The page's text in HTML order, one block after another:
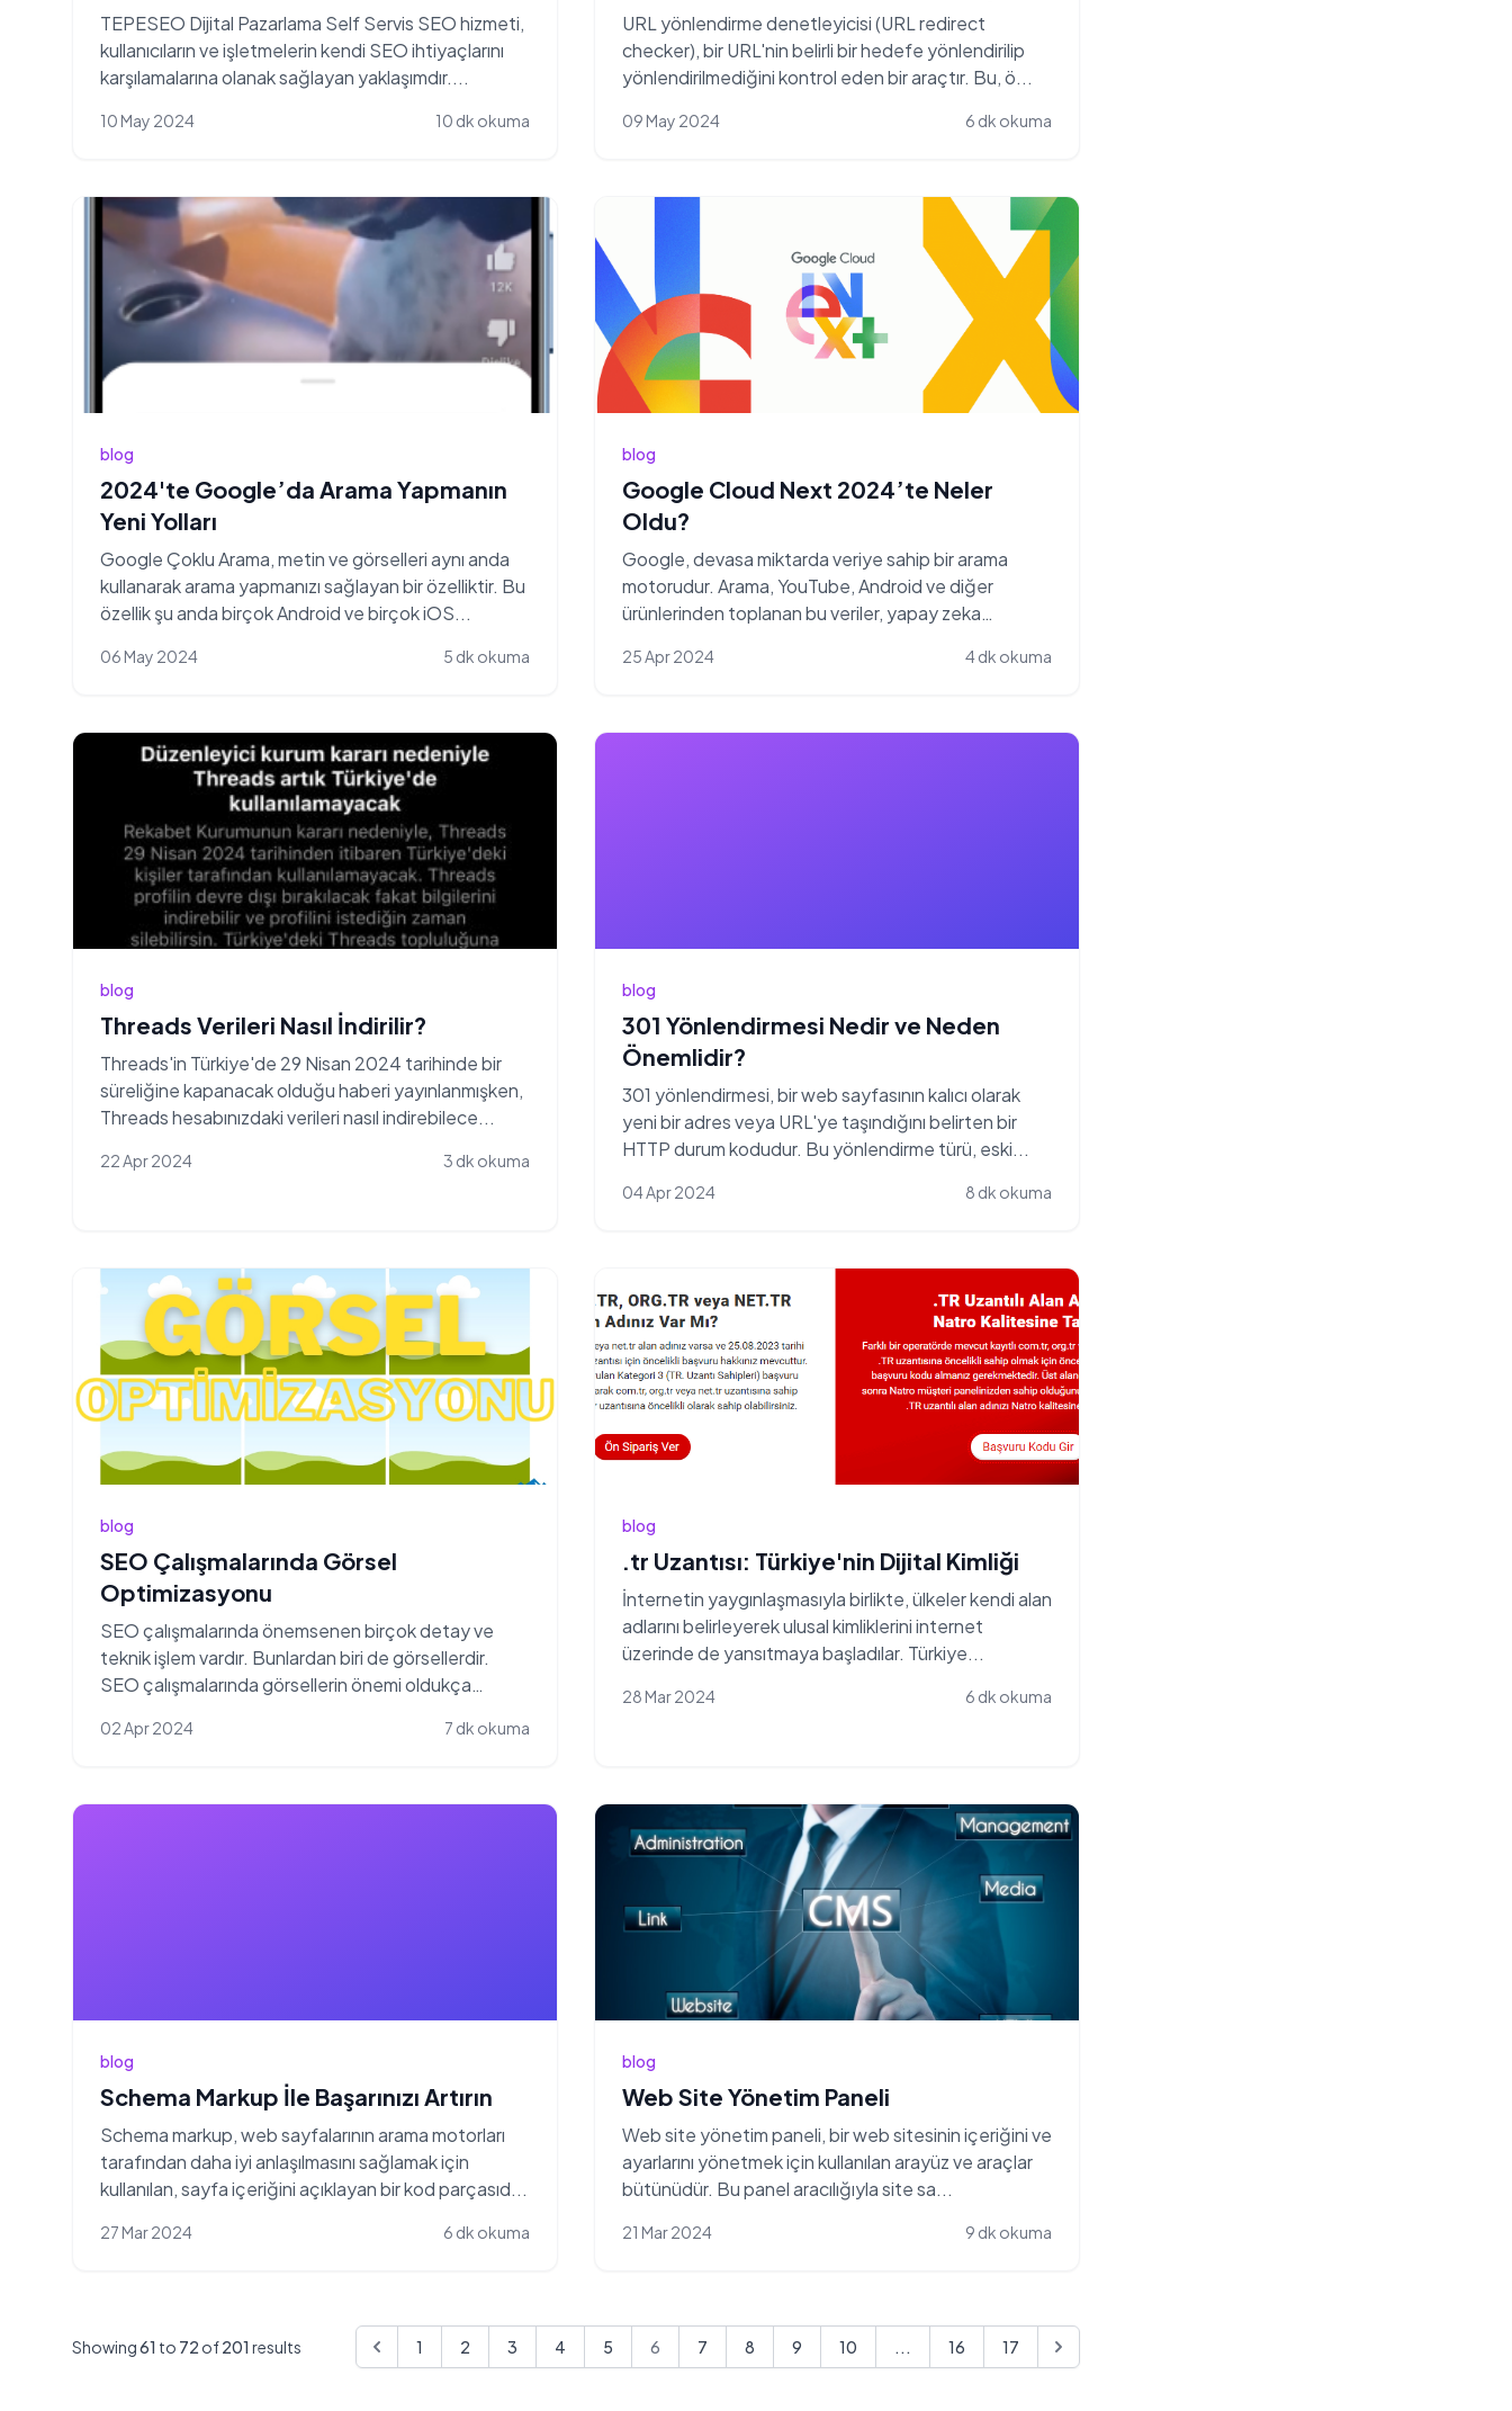
TEPESEO Dijital Pazarlama Self Servis SEO hizmeti,
kullanıcıların ve işletmelerin kendi SEO ihtiyaçlarını
karşılamalarına olanak sağlayan yaklaşımdır....
10 May 2024 10 dk okuma
URL yönlendirme denetleyicisi (URL redirect
checker), bir URL'nin belirli bir hedefe yönlendirilip
yönlendirilmediğini kontrol eden bir araçtır. Bu, ö...
09 May 2024 6 dk okuma
blog
2024'te Google’da Arama Yapmanın
Yeni Yolları
Google Çoklu Arama, metin ve görselleri aynı anda
kullanarak arama yapmanızı sağlayan bir özelliktir. Bu
özellik şu anda birçok Android ve birçok iOS...
06 May 2024 5 dk okuma
blog
Google Cloud Next 2024’te Neler
Oldu?
Google, devasa miktarda veriye sahip bir arama
motorudur. Arama, YouTube, Android ve diğer
ürünlerinden toplanan bu veriler, yapay zeka
25 Apr 2024 4 dk okuma
blog
Threads Verileri Nasıl İndirilir?
Threads'in Türkiye'de 29 Nisan 2024 tarihinde bir
süreliğine kapanacak olduğu haberi yayınlanmışken,
Threads hesabınızdaki verileri nasıl indirebilece...
22 Apr 2024 3 dk okuma
blog
301 Yönlendirmesi Nedir ve Neden
Önemlidir?
301 yönlendirmesi, bir web sayfasının kalıcı olarak
yeni bir adres veya URL'ye taşındığını belirten bir
HTTP durum kodudur. Bu yönlendirme türü, eski...
04 Apr 2024 8 dk okuma
blog
SEO Çalışmalarında Görsel
Optimizasyonu
SEO çalışmalarında önemsenen birçok detay ve
teknik işlem vardır. Bunlardan biri de görsellerdir.
SEO çalışmalarında görsellerin önemi oldukça
02 Apr 2024 7 dk okuma
blog
.tr Uzantısı: Türkiye'nin Dijital Kimliği
İnternetin yaygınlaşmasıyla birlikte, ülkeler kendi alan
adlarını belirleyerek ulusal kimliklerini internet
üzerinde de yansıtmaya başladılar. Türkiye...
28 Mar 2024 6 dk okuma
blog
Schema Markup İle Başarınızı Artırın
Schema markup, web sayfalarının arama motorları
tarafından daha iyi anlaşılmasını sağlamak için
kullanılan, sayfa içeriğini açıklayan bir kod parçasıd...
27 Mar 2024 6 dk okuma
blog
Web Site Yönetim Paneli
Web site yönetim paneli, bir web sitesinin içeriğini ve
ayarlarını yönetmek için kullanılan arayüz ve araçlar
bütünüdür. Bu panel aracılığıyla site sa...
21 Mar 2024 9 dk okuma
Showing61 to 72 of201 results 1 2 3 4 5 6 7 8 9 10 ... 16 17